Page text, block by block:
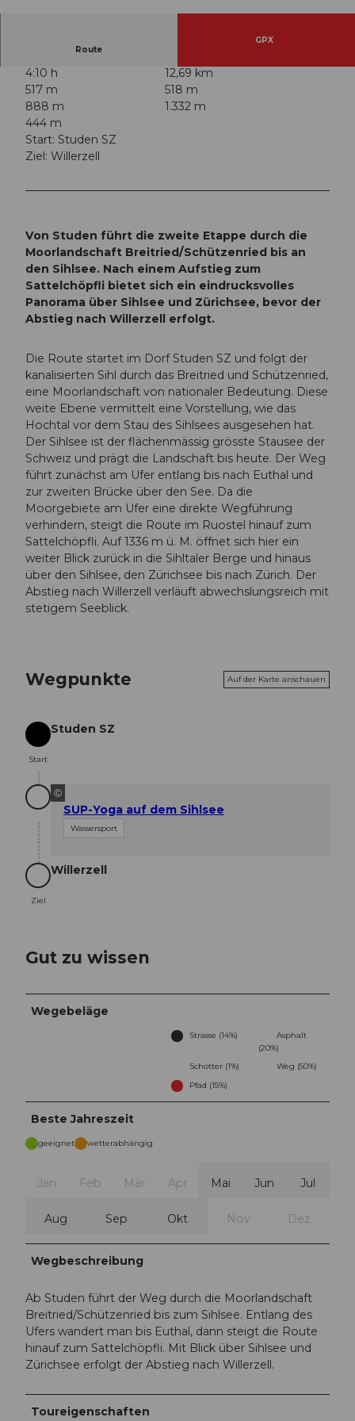
Route
GPX
4:10 h
12,69 km
517 m
518 m
888 m
1.332 m
444 m
Start: Studen SZ
Ziel: Willerzell
Von Studen führt die zweite Etappe durch die
Moorlandschaft Breitried/Schützenried bis an
den Sihlsee. Nach einem Aufstieg zum
Sattelchöpfli bietet sich ein eindrucksvolles
Panorama über Sihlsee und Zürichsee, bevor der
Abstieg nach Willerzell erfolgt.
Die Route startet im Dorf Studen SZ und folgt der
kanalisierten Sihl durch das Breitried und Schützenried,
eine Moorlandschaft von nationaler Bedeutung. Diese
weite Ebene vermittelt eine Vorstellung, wie das
Hochtal vor dem Stau des Sihlsees ausgesehen hat.
Der Sihlsee ist der flächenmässig grösste Stausee der
Schweiz und prägt die Landschaft bis heute. Der Weg
führt zunächst am Ufer entlang bis nach Euthal und
zur zweiten Brücke über den See. Da die
Moorgebiete am Ufer eine direkte Wegführung
verhindern, steigt die Route im Ruostel hinauf zum
Sattelchöpfli. Auf 1336 m ü. M. öffnet sich hier ein
weiter Blick zurück in die Sihltaler Berge und hinaus
über den Sihlsee, den Zürichsee bis nach Zürich. Der
Abstieg nach Willerzell verläuft abwechslungsreich mit
stetigem Seeblick.
Wegpunkte Auf der Karte anschauen
Start
Start
Studen SZ
©
SUP-Yoga auf dem Sihlsee
Wassersport
Ziel
Ziel
Willerzell
Gut zu wissen
Wegebeläge
Strasse (14%)
Asphalt
(20%)
Schotter (1%)
Weg (50%)
Pfad (15%)
Beste Jahreszeit
geeignet wetterabhängig
Jan Feb Mär Apr Mai Jun Jul
Aug Sep Okt Nov Dez
Wegbeschreibung
Ab Studen führt der Weg durch die Moorlandschaft
Breitried/Schützenried bis zum Sihlsee. Entlang des
Ufers wandert man bis Euthal, dann steigt die Route
hinauf zum Sattelchöpfli. Mit Blick über Sihlsee und
Zürichsee erfolgt der Abstieg nach Willerzell.
Toureigenschaften